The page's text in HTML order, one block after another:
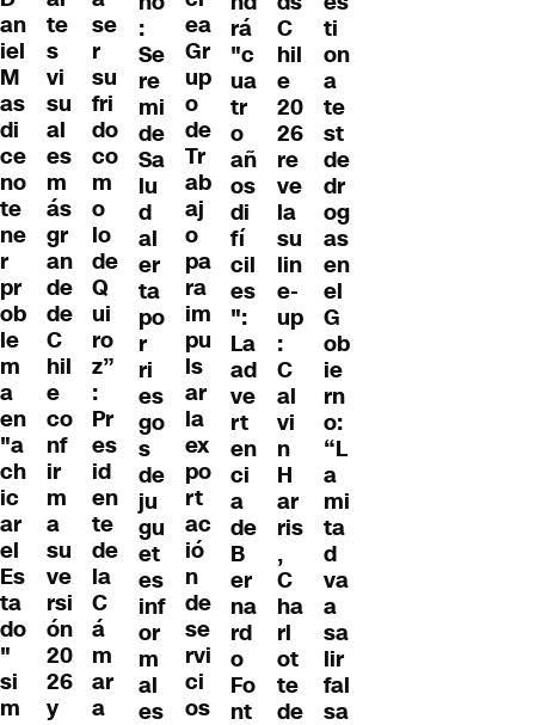
an
iel
M
as
di
ce
no
te
ne
r
pr
ob
le
m
a
en
"a
ch
ic
ar
el
Es
ta
do
"
si
m
te
s
vi
su
al
es
m
ás
gr
an
de
de
C
hil
e
co
nf
ir
m
a
su
ve
rsi
ón
20
26
y
se
r
su
fri
do
co
m
o
lo
de
Q
ui
ro
z”
:
Pr
es
id
en
te
de
la
C
á
m
ar
a
:
Se
re
mi
de
Sa
lu
d
al
er
ta
po
r
ri
es
go
s
de
ju
gu
et
es
inf
or
m
al
es
ea
Gr
up
o
de
Tr
ab
aj
o
pa
ra
im
pu
ls
ar
la
ex
po
rt
ac
ió
n
de
se
rvi
ci
os
rá
"c
ua
tr
o
añ
os
di
fí
cil
es
":
La
ad
ve
rt
en
ci
a
de
B
er
na
rd
o
Fo
nt
C
hil
e
20
26
re
ve
la
su
lin
e-
up
:
C
al
vi
n
H
ar
ris
,
C
ha
rl
ot
te
de
ti
on
a
te
st
de
dr
og
as
en
el
G
ob
ie
rn
o:
“L
a
mi
ta
d
va
a
sa
lir
fal
sa